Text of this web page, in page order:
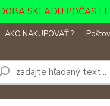
SKLADU POČAS
AKO NAKUPOVAŤ ?